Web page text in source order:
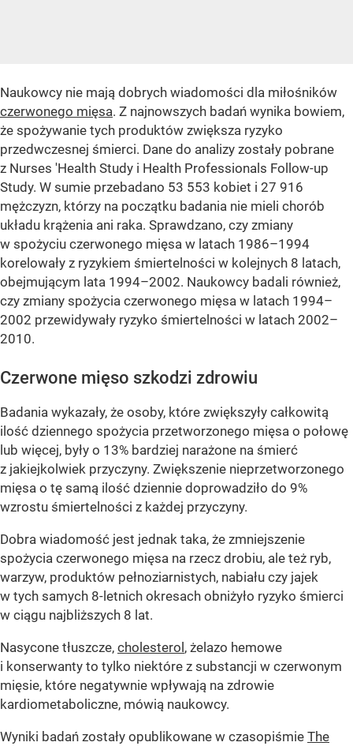
Naukowcy nie mają dobrych wiadomości dla miłośników
czerwonego mięsa. Z najnowszych badań wynika bowiem,
że spożywanie tych produktów zwiększa ryzyko
przedwczesnej śmierci. Dane do analizy zostały pobrane
z Nurses 'Health Study i Health Professionals Follow-up
Study. W sumie przebadano 53 553 kobiet i 27 916
mężczyzn, którzy na początku badania nie mieli chorób
układu krążenia ani raka. Sprawdzano, czy zmiany
w spożyciu czerwonego mięsa w latach 1986–1994
korelowały z ryzykiem śmiertelności w kolejnych 8 latach,
obejmującym lata 1994–2002. Naukowcy badali również,
czy zmiany spożycia czerwonego mięsa w latach 1994–
2002 przewidywały ryzyko śmiertelności w latach 2002–
2010.
Czerwone mięso szkodzi zdrowiu
Badania wykazały, że osoby, które zwiększyły całkowitą
ilość dziennego spożycia przetworzonego mięsa o połowę
lub więcej, były o 13% bardziej narażone na śmierć
z jakiejkolwiek przyczyny. Zwiększenie nieprzetworzonego
mięsa o tę samą ilość dziennie doprowadziło do 9%
wzrostu śmiertelności z każdej przyczyny.
Dobra wiadomość jest jednak taka, że zmniejszenie
spożycia czerwonego mięsa na rzecz drobiu, ale też ryb,
warzyw, produktów pełnoziarnistych, nabiału czy jajek
w tych samych 8-letnich okresach obniżyło ryzyko śmierci
w ciągu najbliższych 8 lat.
Nasycone tłuszcze, cholesterol , żelazo hemowe
i konserwanty to tylko niektóre z substancji w czerwonym
mięsie, które negatywnie wpływają na zdrowie
kardiometaboliczne, mówią naukowcy.
Wyniki badań zostały opublikowane w czasopiśmie The